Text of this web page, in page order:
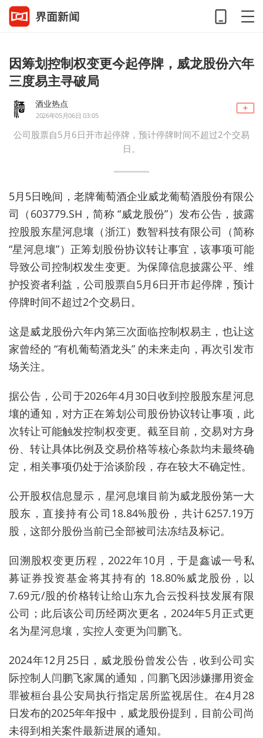
因筹划控制权变更今起停牌，威龙股份六年
三度易主寻破局
酒业热点
2026年05月06日 03:05
公司股票自5月6日开市起停牌，预计停牌时间不超过2个交易
日。
5月5日晚间，老牌葡萄酒企业威龙葡萄酒股份有限公
司（603779.SH，简称 “威龙股份”）发布公告，披露
控股股东星河息壤（浙江）数智科技有限公司（简称
“星河息壤”）正筹划股份协议转让事宜，该事项可能
导致公司控制权发生变更。为保障信息披露公平、维
护投资者利益，公司股票自5月6日开市起停牌，预计
停牌时间不超过2个交易日。
这是威龙股份六年内第三次面临控制权易主，也让这
家曾经的 “有机葡萄酒龙头” 的未来走向，再次引发市
场关注。
据公告，公司于2026年4月30日收到控股股东星河息
壤的通知，对方正在筹划公司股份协议转让事项，此
次转让可能触发控制权变更。截至目前，交易对方身
份、转让具体比例及交易价格等核心条款均未最终确
定，相关事项仍处于洽谈阶段，存在较大不确定性。
公开股权信息显示，星河息壤目前为威龙股份第一大
股东，直接持有公司18.84%股份，共计6257.19万
股，这部分股份当前已全部被司法冻结及标记。
回溯股权变更历程，2022年10月，于是鑫诚一号私
募证券投资基金将其持有的 18.80%威龙股份，以
7.69元/股的价格转让给山东九合云投科技发展有限
公司；此后该公司历经两次更名，2024年5月正式更
名为星河息壤，实控人变更为闫鹏飞。
2024年12月25日，威龙股份曾发公告，收到公司实
际控制人闫鹏飞家属的通知，闫鹏飞因涉嫌挪用资金
罪被桓台县公安局执行指定居所监视居住。在4月28
日发布的2025年年报中，威龙股份提到，目前公司尚
未得到相关案件最新进展的通知。